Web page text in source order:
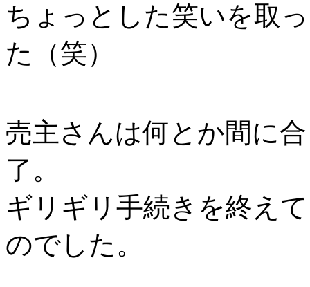
ちょっとした笑いを取
た（笑）
売主さんは何とか間に
了。
ギリギリ手続きを終え
のでした。